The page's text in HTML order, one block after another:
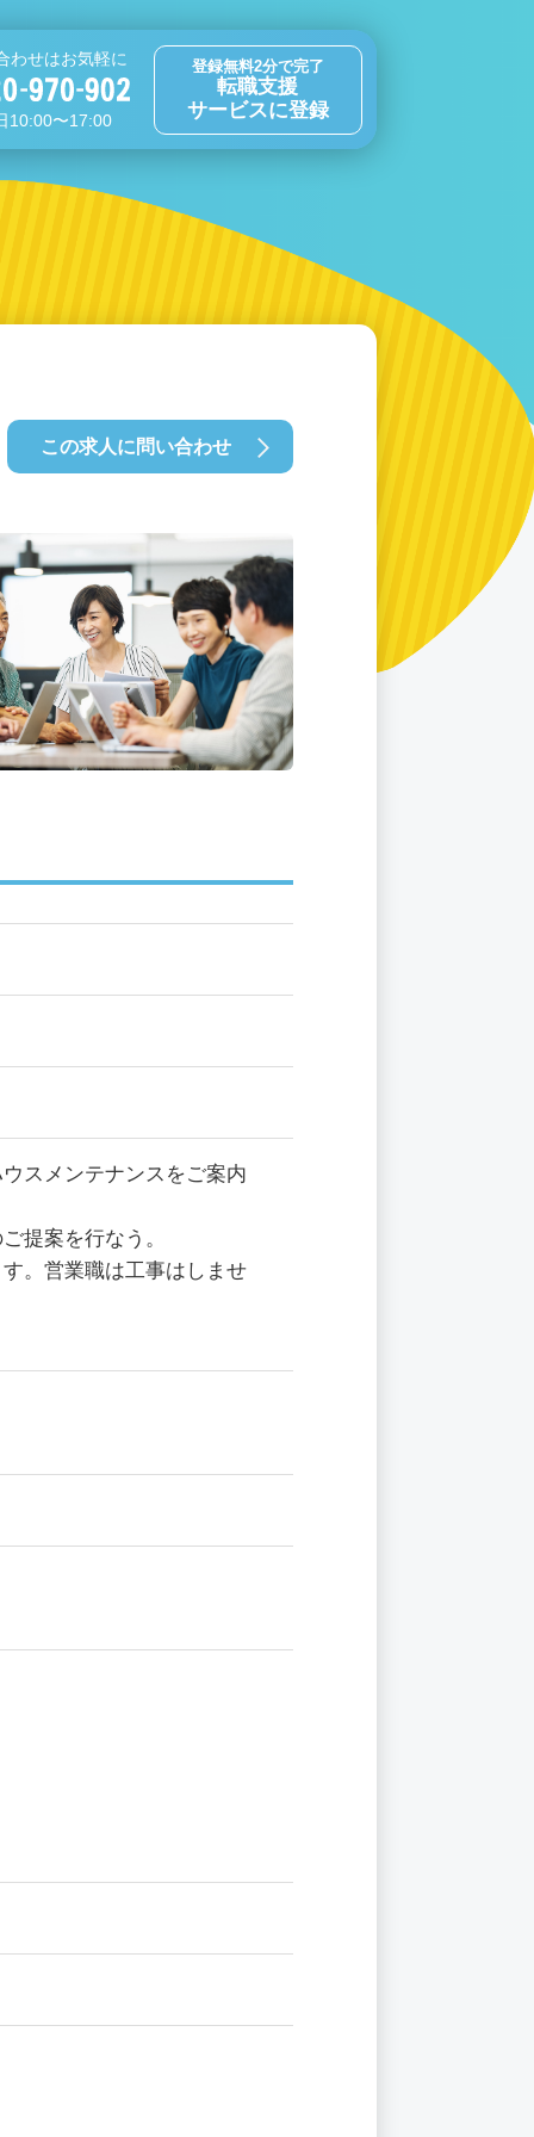
わせはお気軽に
10:00〜17:00
登録無料2分で完了
転職支援
サービスに登録
この求人に問い合わせ
スメンテナンスをご案内
提案を行なう。
。営業職は工事はしませ